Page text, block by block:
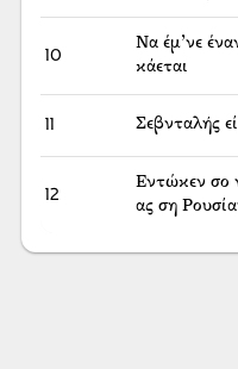
10
Να έμ’νε
κάεται
11 Σεβνταλής
12
Εντώκεν σο
ας ση